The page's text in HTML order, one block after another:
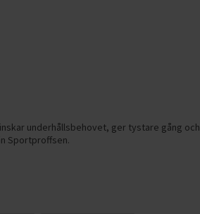
underhållsbehovet, ger tystare gång och
Sportproffsen.